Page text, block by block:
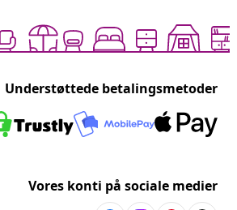
Understøttede betalingsmetoder
Vores konti på sociale medier